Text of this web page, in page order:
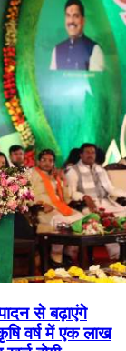
से बढ़ाएंगे
वर्ष में एक लाख